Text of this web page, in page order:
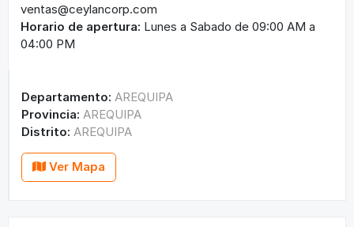
ventas@ceylancorp.com
Horario de apertura: Lunes a Sabado de 09:00 AM a
04:00 PM
Departamento: AREQUIPA
Provincia: AREQUIPA
Distrito: AREQUIPA
Ver Mapa